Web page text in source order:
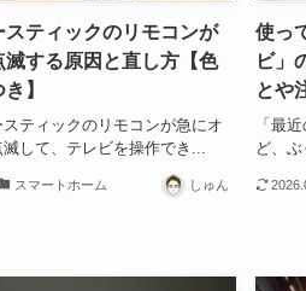
スティックのリモコンが
滅する原因と直し方【色
】
スティックのリモコンが急にオ
して、テレビを操作でき...
スマートホーム しゅん
使っ
ビ」
とや
「最
ど、